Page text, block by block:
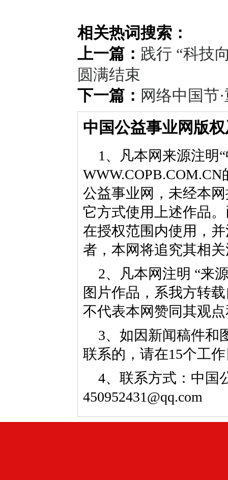
相关热词搜索：
上一篇： 践行 “科技
圆满结束
下一篇： 网络中国节
中国公益事业网版
1、凡本网来源注明
公益事业网，未经本
它方式使用上述作品
在授权范围内使用，
者，本网将追究其相
2、凡本网注明 “来
图片作品，系我方转
不代表本网赞同其观
3、如因新闻稿件和
联系的，请在15个工
4、联系方式：中国
450952431@qq.com